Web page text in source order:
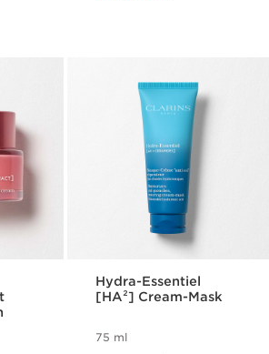
Hydra-Essentiel
[HA²] Cream-Mask
75 ml